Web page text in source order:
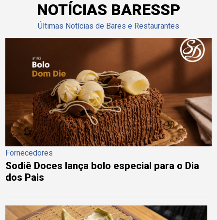
NOTÍCIAS BARESSP
Últimas Notícias de Bares e Restaurantes
Fornecedores
Sodiê Doces lança bolo especial para o Dia
dos Pais